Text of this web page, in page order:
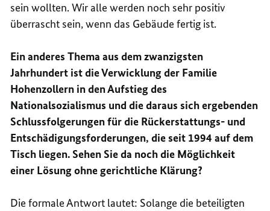
sein wollten. Wir alle werden noch sehr positiv
überrascht sein, wenn das Gebäude fertig ist.
Ein anderes Thema aus dem zwanzigsten
Jahrhundert ist die Verwicklung der Familie
Hohenzollern in den Aufstieg des
Nationalsozialismus und die daraus sich ergebenden
Schlussfolgerungen für die Rückerstattungs- und
Entschädigungsforderungen, die seit 1994 auf dem
Tisch liegen. Sehen Sie da noch die Möglichkeit
einer Lösung ohne gerichtliche Klärung?
Die formale Antwort lautet: Solange die beteiligten